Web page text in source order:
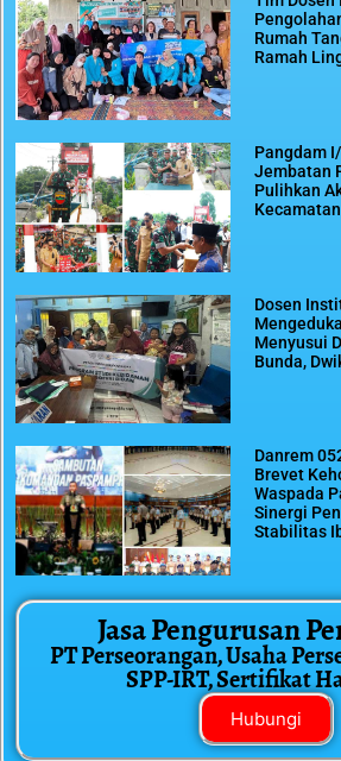
Rumah
Ramah
Pangdam
Jembatan
Pulihkan
Dosen
Menyusui
Bunda,
Danrem
Brevet
Waspada
Sinergi
Stabilitas
Jasa Pengurusan
PT Perseorangan, Usaha
SPP-IRT, Sertifikat
Hubungi